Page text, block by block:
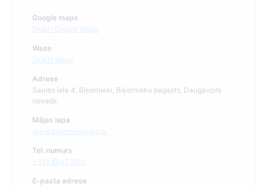
Google maps
Skatīt Google Maps
Waze
Skatīt Waze
Adrese
Saules iela 4, Biķernieki, Biķernieku pagasts, Daugavpils
novads
Mājas lapa
www.bikerniekupag.lv
Tel. numurs
+371 65471503
E-pasta adrese